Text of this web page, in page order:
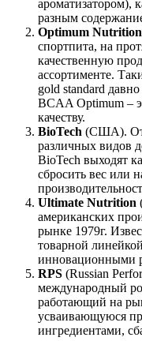
ароматизатором),
разным
Optimum Nutrition
спортпита, на
качественную
ассортименте.
gold standard
BCAA Optimum –
качеству.
BioTech (США).
различных видов
BioTech выходят
сбросить вес или
Ultimate Nutrition
американских
рынке 1979г.
товарной
инновационными
RPS (Russian
международный
работающий на
усваивающуюся
ингредиентами,